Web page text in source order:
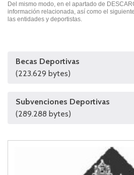
Del mismo modo, en el apartado de
información relacionada, así como el
las entidades y deportistas.
Becas Deportivas
(223.629 bytes)
Subvenciones Deportivas
(289.288 bytes)